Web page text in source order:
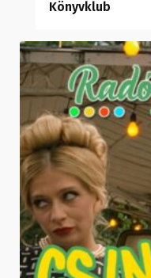
Könyvklub